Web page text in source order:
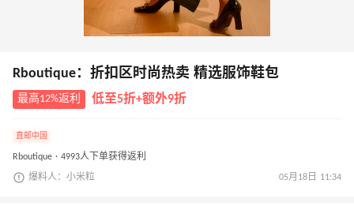
Rboutique：折扣区时尚热卖 精选服饰鞋包
最高12%返利 低至5折+额外9折
直邮中国
Rboutique · 4993人下单获得返利
爆料人：小米粒 05月18日 11:34